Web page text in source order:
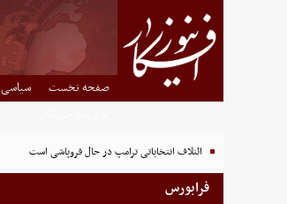
صفحه نخست سیاسی
ائتلاف انتخاباتی ترامپ در حال فروپاشی است
فرابورس